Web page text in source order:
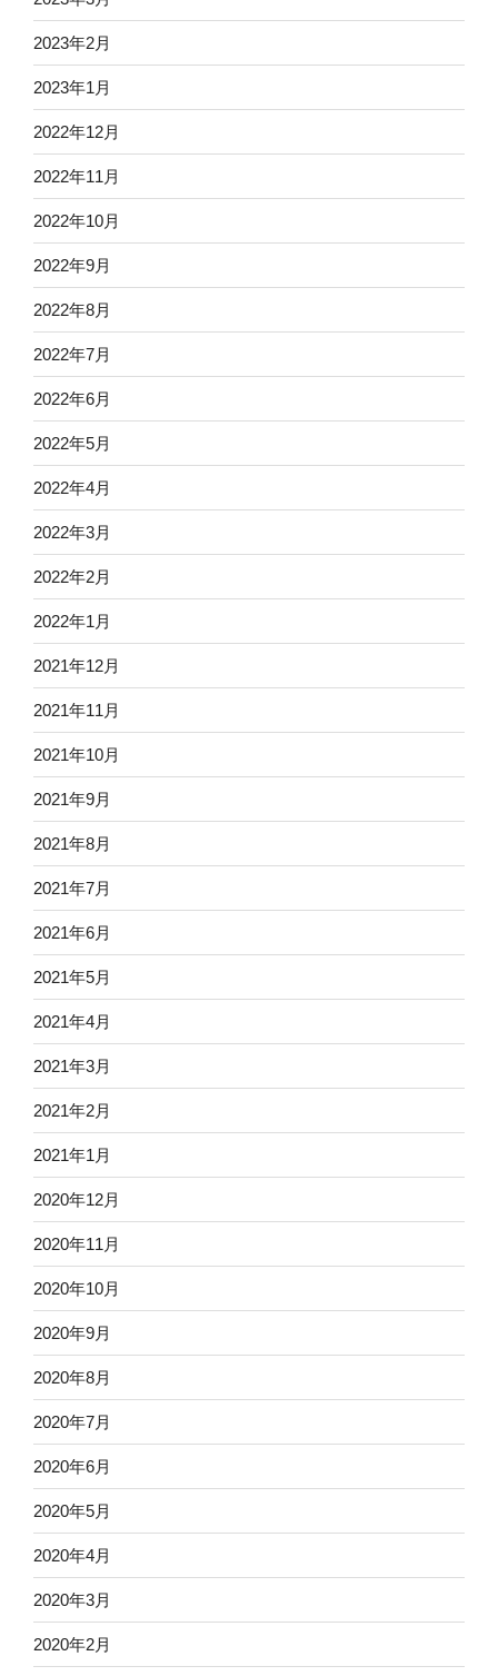
2023年2月
2023年1月
2022年12月
2022年11月
2022年10月
2022年9月
2022年8月
2022年7月
2022年6月
2022年5月
2022年4月
2022年3月
2022年2月
2022年1月
2021年12月
2021年11月
2021年10月
2021年9月
2021年8月
2021年7月
2021年6月
2021年5月
2021年4月
2021年3月
2021年2月
2021年1月
2020年12月
2020年11月
2020年10月
2020年9月
2020年8月
2020年7月
2020年6月
2020年5月
2020年4月
2020年3月
2020年2月